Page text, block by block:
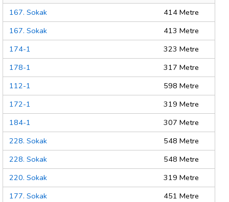
167. Sokak
414 Metre
167. Sokak
413 Metre
174-1
323 Metre
178-1
317 Metre
112-1
598 Metre
172-1
319 Metre
184-1
307 Metre
228. Sokak
548 Metre
228. Sokak
548 Metre
220. Sokak
319 Metre
177. Sokak
451 Metre